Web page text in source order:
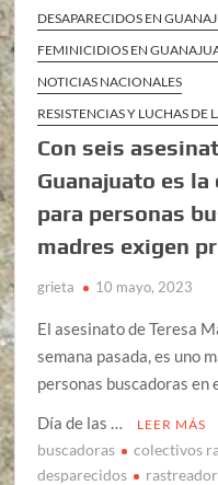
DESAPARECIDOS EN
FEMINICIDIOS EN
NOTICIAS NACIONALES
RESISTENCIAS Y LUCHAS DE
Con seis
Guanajuato es
para personas
madres exigen
grieta 10 mayo, 2023
El asesinato de Teresa
semana pasada, es uno
personas buscadoras en
Día de las …
LEER MÁS
buscadoras
colectivos
desparecidos